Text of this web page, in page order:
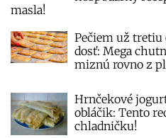
masla!
Pečiem už tretiu
dosť: Mega
miznú rovno z
Hrnčekové
obláčik: Tento
chladničku!